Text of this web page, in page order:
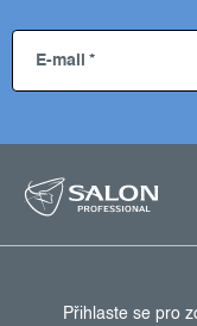
E-mail
Přihlaste se pro